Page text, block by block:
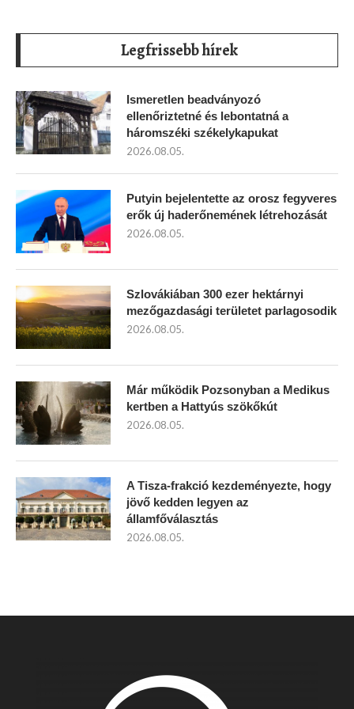
Legfrissebb hírek
Ismeretlen beadványozó
ellenőriztetné és lebontatná a
háromszéki székelykapukat
2026.08.05.
Putyin bejelentette az orosz fegyveres
erők új haderőnemének létrehozását
2026.08.05.
Szlovákiában 300 ezer hektárnyi
mezőgazdasági területet parlagosodik
2026.08.05.
Már működik Pozsonyban a Medikus
kertben a Hattyús szökőkút
2026.08.05.
A Tisza-frakció kezdeményezte, hogy
jövő kedden legyen az
államfőválasztás
2026.08.05.